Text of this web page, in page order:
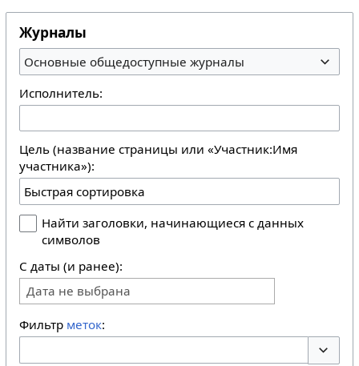
Журналы
Основные общедоступные журналы
Исполнитель:
Цель (название страницы или «Участник:Имя
участника»):
Найти заголовки, начинающиеся с данных
символов
С даты (и ранее):
Дата не выбрана
Фильтр меток: